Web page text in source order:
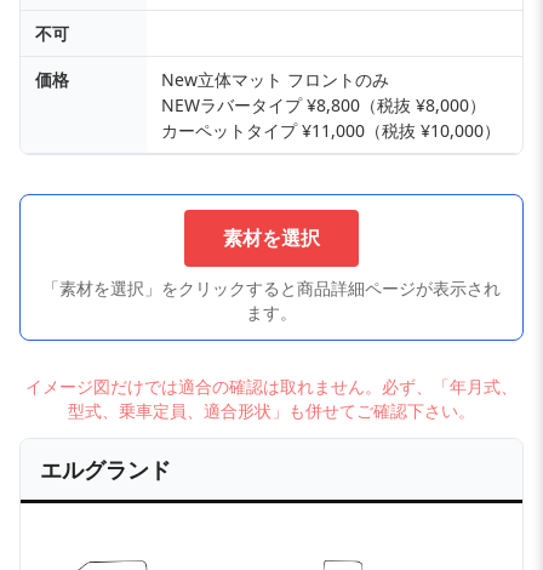
不可
価格
New立体マット フロントのみ
NEWラバータイプ ¥8,800（税抜 ¥8,000）
カーペットタイプ ¥11,000（税抜 ¥10,000）
素材を選択
「素材を選択」をクリックすると商品詳細ページが表示され
ます。
イメージ図だけでは適合の確認は取れません。必ず、「年月式、
型式、乗車定員、適合形状」も併せてご確認下さい。
エルグランド